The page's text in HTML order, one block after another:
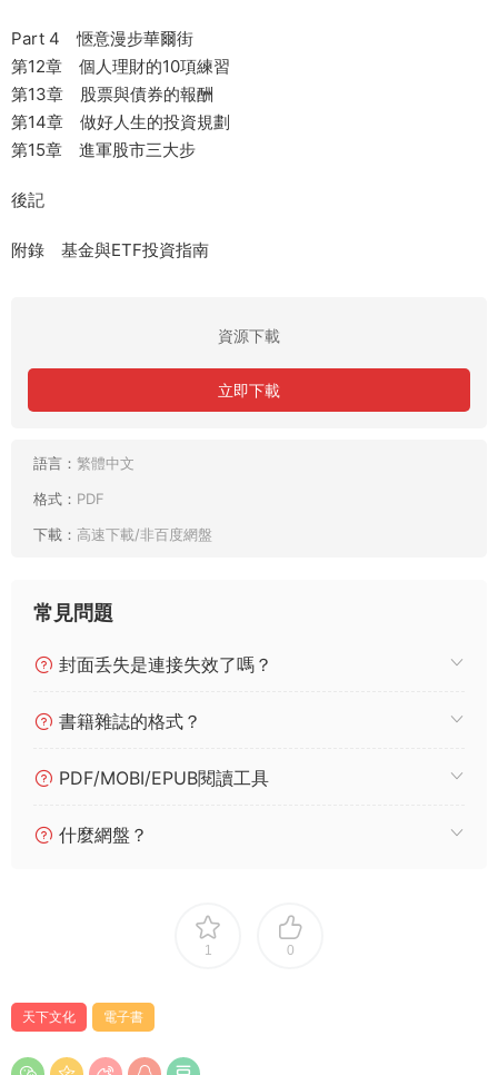
Part 4 愜意漫步華爾街
第12章 個人理財的10項練習
第13章 股票與債券的報酬
第14章 做好人生的投資規劃
第15章 進軍股市三大步
後記
附錄 基金與ETF投資指南
資源下載
立即下載
語言： 繁體中文
格式： PDF
下載： 高速下載/非百度網盤
常見問題
封面丢失是連接失效了嗎？
書籍雜誌的格式？
PDF/MOBI/EPUB閱讀工具
什麼網盤？
1 0
天下文化 電子書